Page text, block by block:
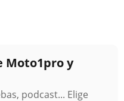
Moto1pro y
podcast... Elige